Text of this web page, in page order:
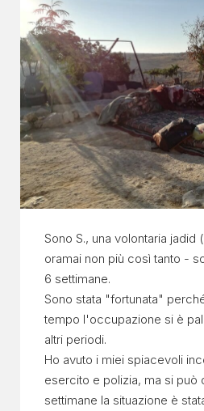
Sono S., una volontaria jadid
oramai non più così tanto -
6 settimane.
Sono stata "fortunata"
tempo l'occupazione si è
altri periodi.
Ho avuto i miei spiacevoli
esercito e polizia, ma si può
settimane la situazione è